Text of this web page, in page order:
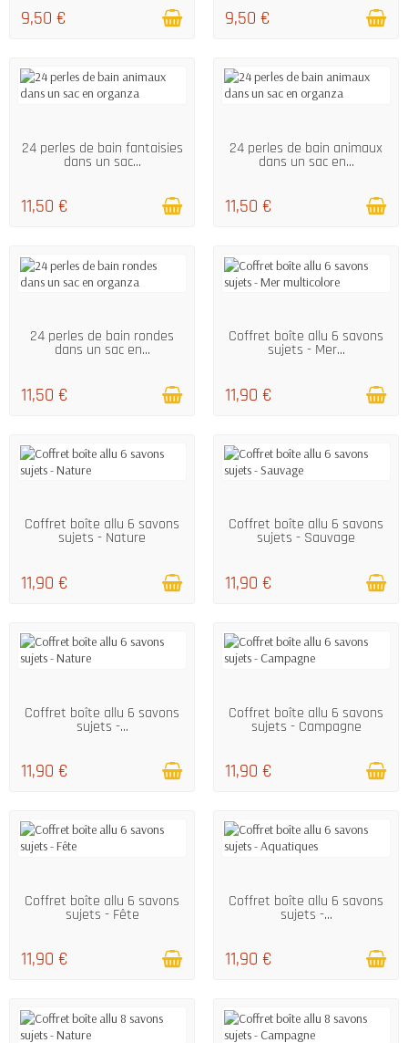
9,50 € 9,50 €
24 perles de bain fantaisies
dans un sac...
11,50 €
24 perles de bain animaux
dans un sac en...
11,50 €
24 perles de bain rondes
dans un sac en...
11,50 €
Coffret boîte allu 6 savons
sujets - Mer...
11,90 €
Coffret boîte allu 6 savons
sujets - Nature
11,90 €
Coffret boîte allu 6 savons
sujets - Sauvage
11,90 €
Coffret boîte allu 6 savons
sujets -...
11,90 €
Coffret boîte allu 6 savons
sujets - Campagne
11,90 €
Coffret boîte allu 6 savons
sujets - Fête
11,90 €
Coffret boîte allu 6 savons
sujets -...
11,90 €